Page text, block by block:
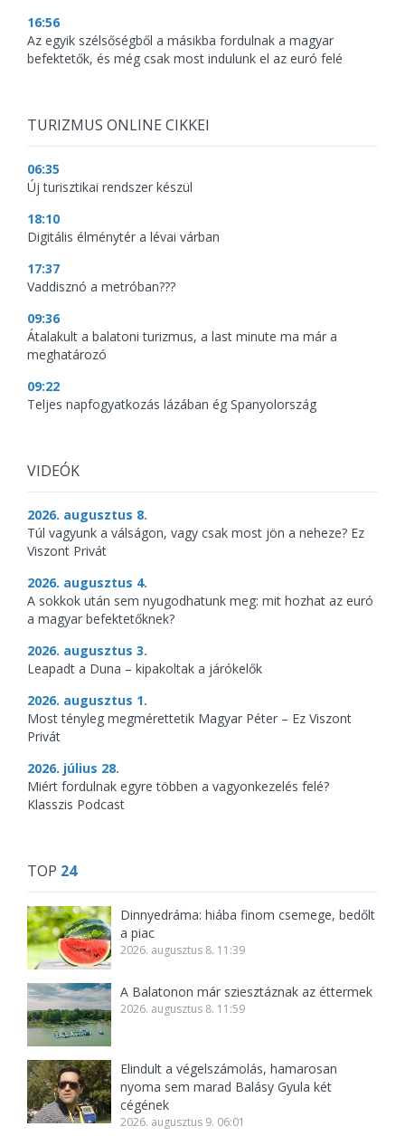
16:56
Az egyik szélsőségből a másikba fordulnak a magyar
befektetők, és még csak most indulunk el az euró felé
TURIZMUS ONLINE CIKKEI
06:35
Új turisztikai rendszer készül
18:10
Digitális élménytér a lévai várban
17:37
Vaddisznó a metróban???
09:36
Átalakult a balatoni turizmus, a last minute ma már a
meghatározó
09:22
Teljes napfogyatkozás lázában ég Spanyolország
VIDEÓK
2026. augusztus 8.
Túl vagyunk a válságon, vagy csak most jön a neheze? Ez
Viszont Privát
2026. augusztus 4.
A sokkok után sem nyugodhatunk meg: mit hozhat az euró
a magyar befektetőknek?
2026. augusztus 3.
Leapadt a Duna – kipakoltak a járókelők
2026. augusztus 1.
Most tényleg megmérettetik Magyar Péter – Ez Viszont
Privát
2026. július 28.
Miért fordulnak egyre többen a vagyonkezelés felé?
Klasszis Podcast
TOP 24
Dinnyedráma: hiába finom csemege, bedőlt
a piac
2026. augusztus 8. 11:39
A Balatonon már sziesztáznak az éttermek
2026. augusztus 8. 11:59
Elindult a végelszámolás, hamarosan
nyoma sem marad Balásy Gyula két
cégének
2026. augusztus 9. 06:01